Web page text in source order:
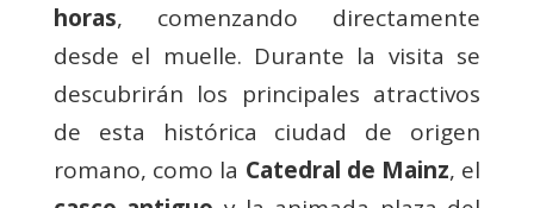
horas, comenzando directamente
desde el muelle. Durante la visita se
descubrirán los principales atractivos
de esta histórica ciudad de origen
romano, como la Catedral de Mainz, el